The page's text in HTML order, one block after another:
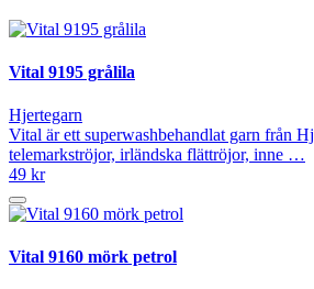
Vital 9195 grålila
Hjertegarn
Vital är ett superwashbehandlat garn från
telemarkströjor, irländska flättröjor, inne …
49 kr
Vital 9160 mörk petrol